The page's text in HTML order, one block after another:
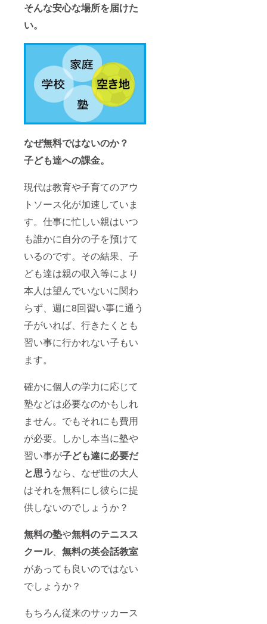
そんな安心な場所を届けた
い。
なぜ無料ではないのか？
子ども達への課金。
現代は教育や子育てのアウ
トソース化が加速していま
す。仕事に忙しい親はいつ
も誰かに自分の子を預けて
いるのです。 その結果、子
ども達は親の収入等により
本人は望んでいないに関わ
らず、週に8回習い事に通う
子がいれば、行きたくとも
習い事に行かれない子もい
ます。
確かに個人の学力に応じて
塾などは必要なのかもしれ
ません。でもそれにも費用
が必要。しかし本当に塾や
習い事が子ども達に必要だ
と思うなら、なぜ世の大人
はそれを無料にし彼らに提
供しないのでしょうか？
無料の塾や無料のテニスス
クール、 無料の英会話教室
があっても良いのではない
でしょうか？
もちろん従来のサッカース